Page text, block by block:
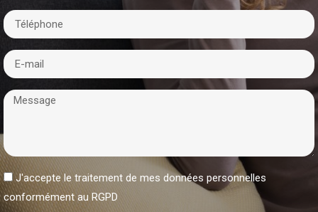
J'accepte le traitement de mes données personnelles
conformément au RGPD